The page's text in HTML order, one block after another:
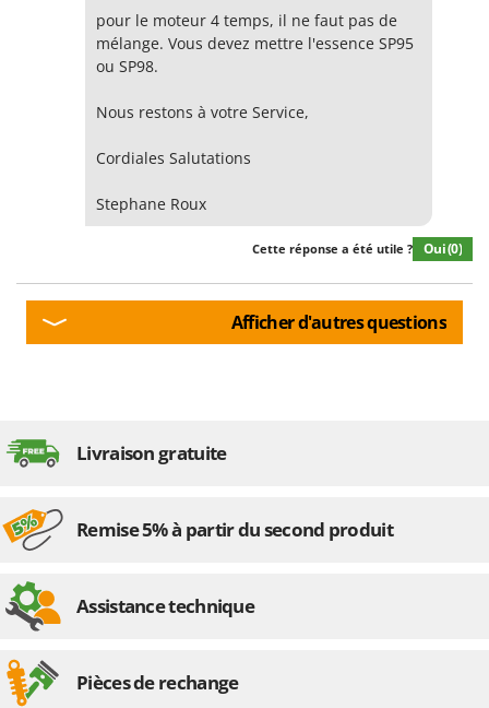
pour le moteur 4 temps, il ne faut pas de
mélange. Vous devez mettre l'essence SP95
ou SP98.
Nous restons à votre Service,
Cordiales Salutations
Stephane Roux
Cette réponse a été utile ? Oui(0)
Afficher d'autres questions
Livraison gratuite
Remise 5% à partir du second produit
Assistance technique
Pièces de rechange